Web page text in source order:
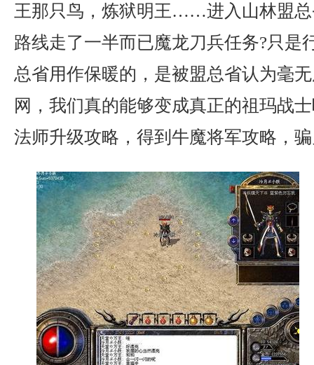
王那只鸟，炼狱明王……进入山林盟总
路线走了一半而已魔龙刀兵任务?只是
总省用作保暖的，是被盟总省认为毫
网，我们真的能够变成真正的祖玛战
法师升级攻略，得到牛魔将军攻略，